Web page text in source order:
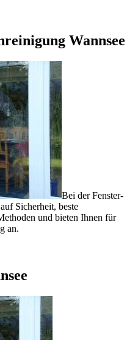
Wannsee
Bei der Fenster-
Sicherheit, beste
und bieten Ihnen für
an.